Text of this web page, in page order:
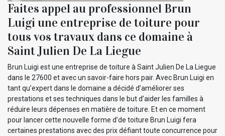
Faites appel au professionnel Brun
Luigi une entreprise de toiture pour
tous vos travaux dans ce domaine à
Saint Julien De La Liegue
Brun Luigi est une entreprise de toiture à Saint Julien De La Liegue
dans le 27600 et avec un savoir-faire hors pair. Avec Brun Luigi en
tant qu’expert dans le domaine a décidé d’améliorer ses
prestations et ses techniques dans le but d’aider les familles à
réduire leurs dépenses en matière de toiture. Et en ce moment
pour lancer cette nouvelle forme d’de toiture Brun Luigi fera
certaines prestations avec des prix défiant toute concurrence pour